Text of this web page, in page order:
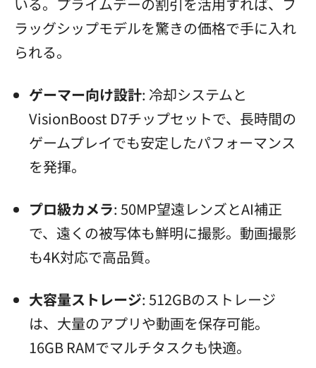
ラッグシップモデルを驚きの価格で手に入れ
られる。
ゲーマー向け設計: 冷却システムと
VisionBoost D7チップセットで、長時間の
ゲームプレイでも安定したパフォーマンス
を発揮。
プロ級カメラ: 50MP望遠レンズとAI補正
で、遠くの被写体も鮮明に撮影。動画撮影
も4K対応で高品質。
大容量ストレージ: 512GBのストレージ
は、大量のアプリや動画を保存可能。
16GB RAMでマルチタスクも快適。